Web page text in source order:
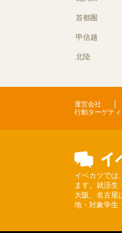
首都圏
甲信越
北陸
運営会社
行動ターゲテ
イベカツでは
ます。就活生
大阪、名古屋
地・対象学生